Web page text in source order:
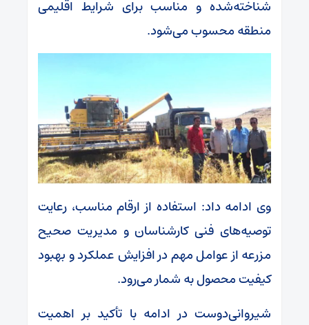
شناخته‌شده و مناسب برای شرایط اقلیمی
منطقه محسوب می‌شود.
وی ادامه داد: استفاده از ارقام مناسب، رعایت
توصیه‌های فنی کارشناسان و مدیریت صحیح
مزرعه از عوامل مهم در افزایش عملکرد و بهبود
کیفیت محصول به شمار می‌رود.
شیروانی‌دوست در ادامه با تأکید بر اهمیت